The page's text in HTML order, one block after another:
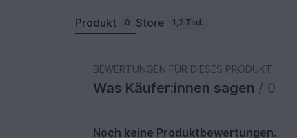
Produkt 0 Store 1,2 Tsd.
BEWERTUNGEN FÜR DIESES PRODUKT
Was Käufer:innen sagen / 0
Noch keine Produktbewertungen.